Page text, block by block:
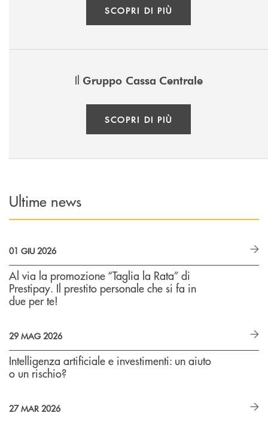
SCOPRI DI PIÙ
Il Gruppo Cassa Centrale
SCOPRI DI PIÙ
Ultime news
01 GIU 2026
Al via la promozione “Taglia la Rata” di
Prestipay. Il prestito personale che si fa in
due per te!
29 MAG 2026
Intelligenza artificiale e investimenti: un aiuto
o un rischio?
27 MAR 2026